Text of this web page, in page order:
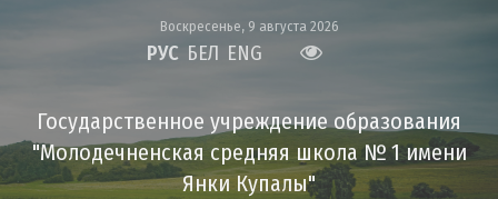
Воскресенье, 9 августа 2026
РУС БЕЛ ENG
Государственное учреждение образования
"Молодечненская средняя школа № 1 имени
Янки Купалы"